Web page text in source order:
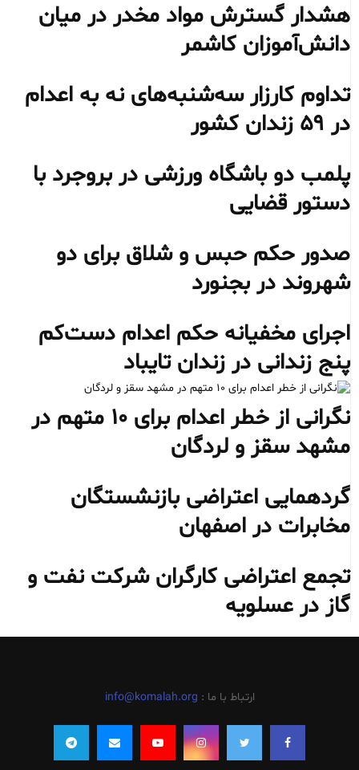
هشدار گسترش مواد مخدر در میان
دانش‌آموزان کاشمر
تداوم کارزار سه‌شنبه‌های نه به اعدام
در ۵۹ زندان کشور
پلمب دو باشگاه ورزشی در بروجرد با
دستور قضایی
صدور حکم حبس و شلاق برای دو
شهروند در بجنورد
اجرای مخفیانه حکم اعدام دست‌کم
پنج زندانی در زندان تایباد
نگرانی از خطر اعدام برای ۱۰ متهم در
مشهد سقز و لردگان
گردهمایی اعتراضی بازنشستگان
مخابرات در اصفهان
تجمع اعتراضی کارگران شرکت نفت و
گاز در عسلویه
ارتباط با ما : info@komalah.org